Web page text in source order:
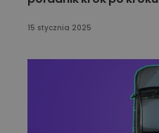
15 stycznia 2025